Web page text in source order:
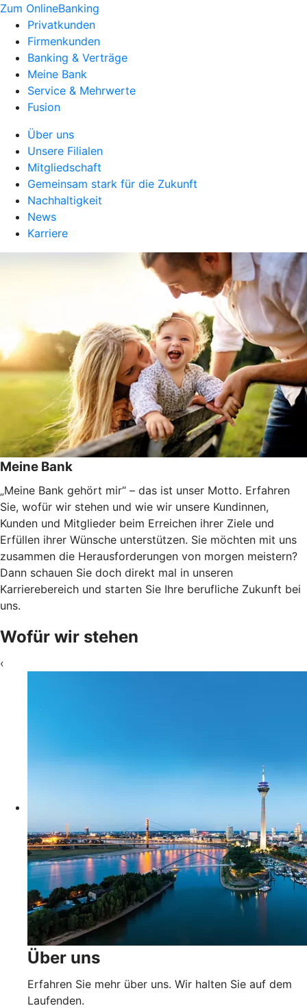
Zum OnlineBanking
Privatkunden
Firmenkunden
Banking & Verträge
Meine Bank
Service & Mehrwerte
Fusion
Über uns
Unsere Filialen
Mitgliedschaft
Gemeinsam stark für die Zukunft
Nachhaltigkeit
News
Karriere
Meine Bank
„Meine Bank gehört mir“ – das ist unser Motto. Erfahren
Sie, wofür wir stehen und wie wir unsere Kundinnen,
Kunden und Mitglieder beim Erreichen ihrer Ziele und
Erfüllen ihrer Wünsche unterstützen. Sie möchten mit uns
zusammen die Herausforderungen von morgen meistern?
Dann schauen Sie doch direkt mal in unseren
Karrierebereich und starten Sie Ihre berufliche Zukunft bei
uns.
Wofür wir stehen
‹
Über uns
Erfahren Sie mehr über uns. Wir halten Sie auf dem
Laufenden.